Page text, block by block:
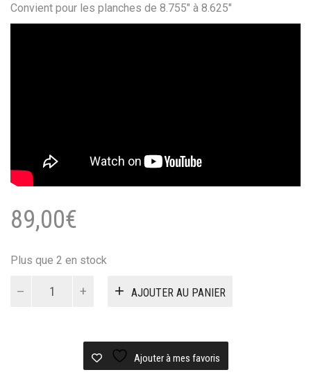
Convient pour les planches de 8.755″ à 8.625″
89,00€
Plus que 2 en stock
AJOUTER AU PANIER
Ajouter à mes favoris